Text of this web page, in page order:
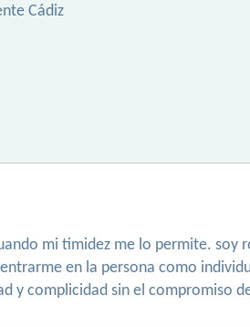
Cádiz
mi timidez me lo permite.
en la persona como
y complicidad sin el compromiso